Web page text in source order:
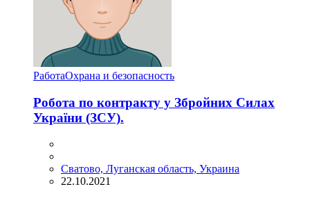
РаботаОхрана и безопасность
Робота по контракту у Збройних Силах
України (ЗСУ).
Сватово, Луганская область, Украина
22.10.2021